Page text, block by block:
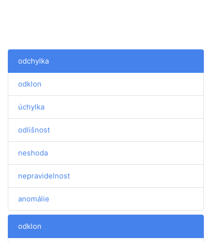
odchylka
odklon
úchylka
odlišnost
neshoda
nepravidelnost
anomálie
odklon